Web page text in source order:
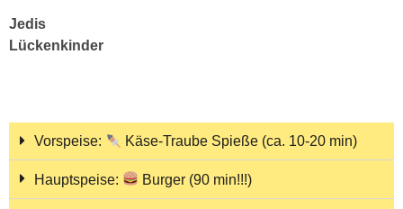
Jedis
Lückenkinder
Vorspeise: Käse-Traube Spieße (ca. 10-20 min)
Hauptspeise: Burger (90 min!!!)